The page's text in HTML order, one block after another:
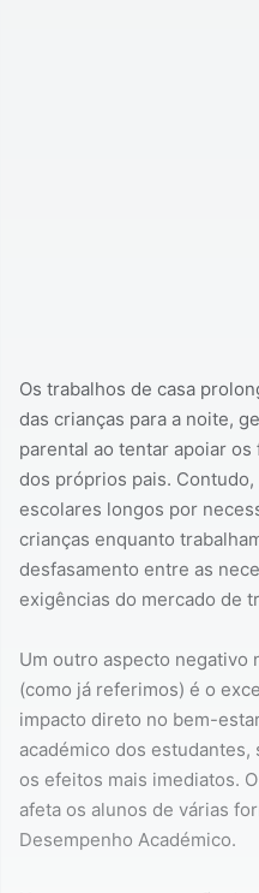
Os trabalhos de casa
das crianças para a noite,
parental ao tentar apoiar
dos próprios pais.
escolares longos por
crianças enquanto
desfasamento entre as
exigências do mercado de
Um outro aspecto negativo
(como já referimos) é o
impacto direto no bem-
académico dos estudantes,
os efeitos mais imediatos.
afeta os alunos de várias
Desempenho Académico.